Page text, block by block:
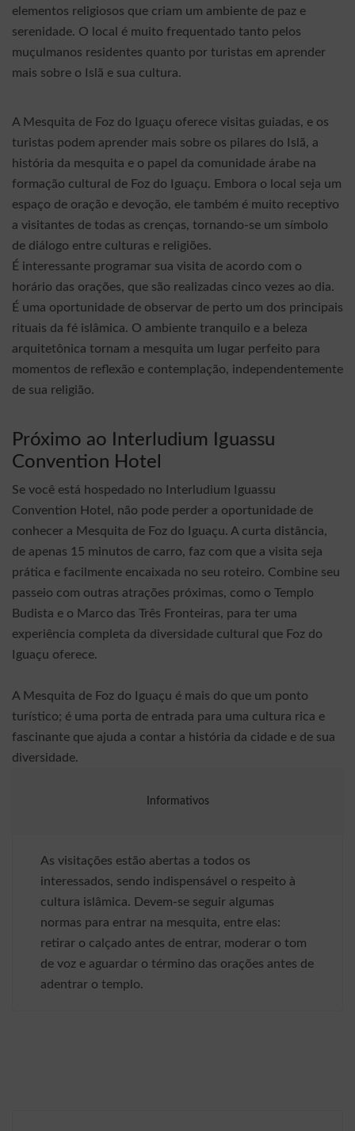
elementos religiosos que criam um ambiente de paz e
serenidade. O local é muito frequentado tanto pelos
muçulmanos residentes quanto por turistas em aprender
mais sobre o Islã e sua cultura.
A Mesquita de Foz do Iguaçu oferece visitas guiadas, e os
turistas podem aprender mais sobre os pilares do Islã, a
história da mesquita e o papel da comunidade árabe na
formação cultural de Foz do Iguaçu. Embora o local seja um
espaço de oração e devoção, ele também é muito receptivo
a visitantes de todas as crenças, tornando-se um símbolo
de diálogo entre culturas e religiões.
É interessante programar sua visita de acordo com o
horário das orações, que são realizadas cinco vezes ao dia.
É uma oportunidade de observar de perto um dos principais
rituais da fé islâmica. O ambiente tranquilo e a beleza
arquitetônica tornam a mesquita um lugar perfeito para
momentos de reflexão e contemplação, independentemente
de sua religião.
Próximo ao Interludium Iguassu
Convention Hotel
Se você está hospedado no Interludium Iguassu
Convention Hotel, não pode perder a oportunidade de
conhecer a Mesquita de Foz do Iguaçu. A curta distância,
de apenas 15 minutos de carro, faz com que a visita seja
prática e facilmente encaixada no seu roteiro. Combine seu
passeio com outras atrações próximas, como o Templo
Budista e o Marco das Três Fronteiras, para ter uma
experiência completa da diversidade cultural que Foz do
Iguaçu oferece.
A Mesquita de Foz do Iguaçu é mais do que um ponto
turístico; é uma porta de entrada para uma cultura rica e
fascinante que ajuda a contar a história da cidade e de sua
diversidade.
Informativos
As visitações estão abertas a todos os
interessados, sendo indispensável o respeito à
cultura islâmica. Devem-se seguir algumas
normas para entrar na mesquita, entre elas:
retirar o calçado antes de entrar, moderar o tom
de voz e aguardar o término das orações antes de
adentrar o templo.